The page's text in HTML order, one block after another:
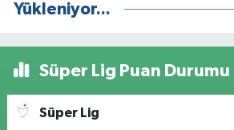
Yükleniyor...
Süper Lig Puan Durumu
Süper Lig